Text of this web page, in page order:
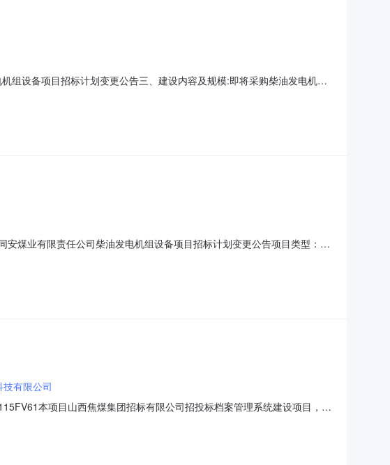
设备项目招标计划变更公告三、建设内容及规模:即将采购柴油发电机组
:岚县能源局十二、招标公告预计发布时间:2026-08十二、招标
煤业有限责任公司柴油发电机组设备项目招标计划变更公告项目类型：能
将采购柴油发电机组设备项目招标公告（资格预审公告）预计发布时间：
有限公司
本项目山西焦煤集团招标有限公司招投标档案管理系统建设项目，确
人：张文涛（签名）采购人或其采购代理机构：山西焦煤集团招标有限